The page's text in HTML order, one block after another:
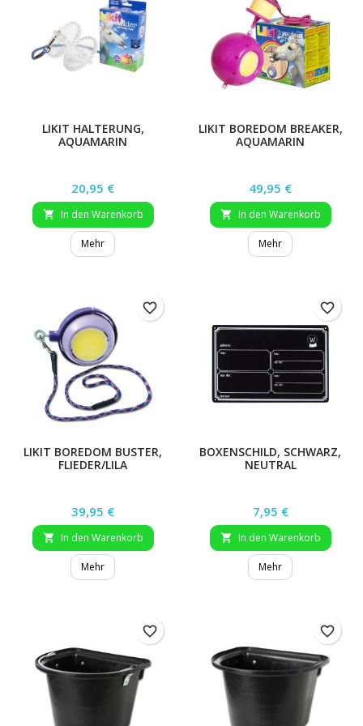
LIKIT HALTERUNG,
AQUAMARIN
Preis
20,95 €
 In den Warenkorb
Mehr
LIKIT BOREDOM BREAKER,
AQUAMARIN
Preis
49,95 €
 In den Warenkorb
Mehr
LIKIT BOREDOM BUSTER,
FLIEDER/LILA
Preis
39,95 €
 In den Warenkorb
Mehr
favorite_border
BOXENSCHILD, SCHWARZ,
NEUTRAL
Preis
7,95 €
 In den Warenkorb
Mehr
favorite_border
favorite_border favorite_border